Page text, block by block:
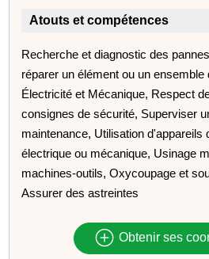
Atouts et compétences
Recherche et diagnostic des
réparer un élément ou un ensemble
Électricité et Mécanique, Respect
consignes de sécurité, Superviser
maintenance, Utilisation d'appareils
électrique ou mécanique, Usinage
machines-outils, Oxycoupage et
Assurer des astreintes
Obtenir ses